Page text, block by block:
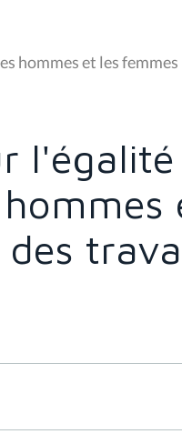
hommes et les
l'égalité